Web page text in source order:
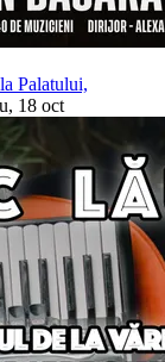
Palatului,
18 oct